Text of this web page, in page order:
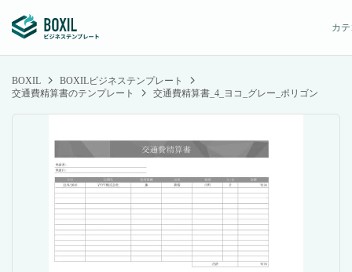
カ
BOXIL
BOXILビジネステンプレート
交通費精算書のテンプレート
交通費精算書_4_ヨコ_グレー_ポリゴン